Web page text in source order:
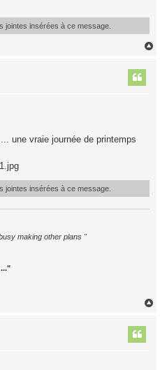
jointes insérées à ce message.
une vraie journée de printemps
jointes insérées à ce message.
making other plans "